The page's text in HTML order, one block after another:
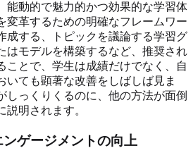
能動的で魅力的かつ効果的な学習体
変革するための明確なフレームワー
成する、トピックを議論する学習グ
はモデルを構築するなど、推奨され
ことで、学生は成績だけでなく、自
いても顕著な改善をしばしば見ま
しっくりくるのに、他の方法が面倒
説明されます。
ゲージメントの向上